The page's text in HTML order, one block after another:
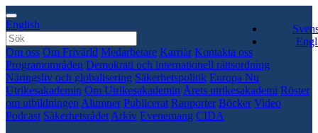
English
Om oss Om Frivärld Medarbetare Karriär Kontakta oss
Programområden Demokrati och internationell rättsordning
Näringsliv och globalisering Säkerhetspolitik Europa Nu
Utrikesakademin Om Utrikesakademin Årets utrikesakademi Röster
om utbildningen Alumner Publicerat Rapporter Böcker Video
Podcast Säkerhetsrådet Arkiv Evenemang CIDA